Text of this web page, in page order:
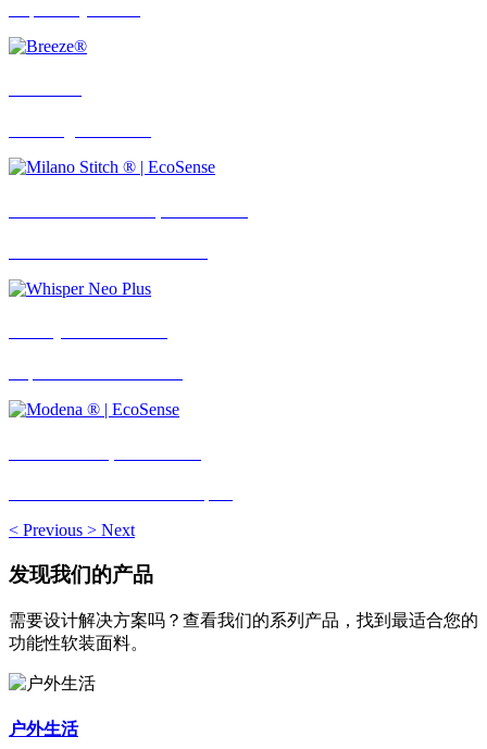
< Previous > Next
发现我们的产品
需要设计解决方案吗？查看我们的系列产品，找到最适合您的
功能性软装面料。
户外生活